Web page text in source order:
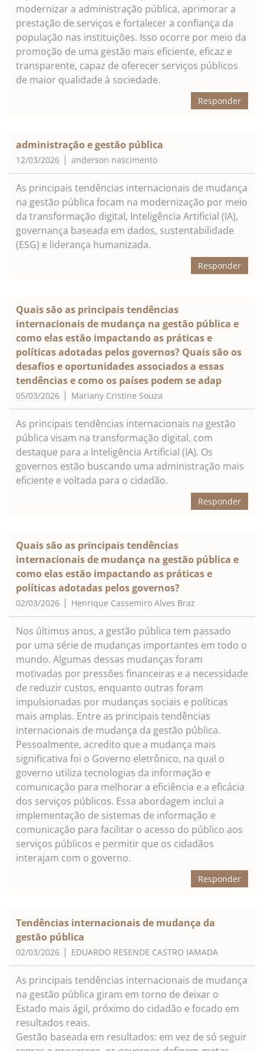
modernizar a administração pública, aprimorar a
prestação de serviços e fortalecer a confiança da
população nas instituições. Isso ocorre por meio da
promoção de uma gestão mais eficiente, eficaz e
transparente, capaz de oferecer serviços públicos
de maior qualidade à sociedade.
Responder
administração e gestão pública
12/03/2026 anderson nascimento
As principais tendências internacionais de mudança
na gestão pública focam na modernização por meio
da transformação digital, Inteligência Artificial (IA),
governança baseada em dados, sustentabilidade
(ESG) e liderança humanizada.
Responder
Quais são as principais tendências
internacionais de mudança na gestão pública e
como elas estão impactando as práticas e
políticas adotadas pelos governos? Quais são os
desafios e oportunidades associados a essas
tendências e como os países podem se adap
05/03/2026 Mariany Cristine Souza
As principais tendências internacionais na gestão
pública visam na transformação digital, com
destaque para a Inteligência Artificial (IA). Os
governos estão buscando uma administração mais
eficiente e voltada para o cidadão.
Responder
Quais são as principais tendências
internacionais de mudança na gestão pública e
como elas estão impactando as práticas e
políticas adotadas pelos governos?
02/03/2026 Henrique Cassemiro Alves Braz
Nos últimos anos, a gestão pública tem passado
por uma série de mudanças importantes em todo o
mundo. Algumas dessas mudanças foram
motivadas por pressões financeiras e a necessidade
de reduzir custos, enquanto outras foram
impulsionadas por mudanças sociais e políticas
mais amplas. Entre as principais tendências
internacionais de mudança da gestão pública.
Pessoalmente, acredito que a mudança mais
significativa foi o Governo eletrônico, na qual o
governo utiliza tecnologias da informação e
comunicação para melhorar a eficiência e a eficácia
dos serviços públicos. Essa abordagem inclui a
implementação de sistemas de informação e
comunicação para facilitar o acesso do público aos
serviços públicos e permitir que os cidadãos
interajam com o governo.
Responder
Tendências internacionais de mudança da
gestão pública
02/03/2026 EDUARDO RESENDE CASTRO IAMADA
As principais tendências internacionais de mudança
na gestão pública giram em torno de deixar o
Estado mais ágil, próximo do cidadão e focado em
resultados reais.
Gestão baseada em resultados: em vez de só seguir